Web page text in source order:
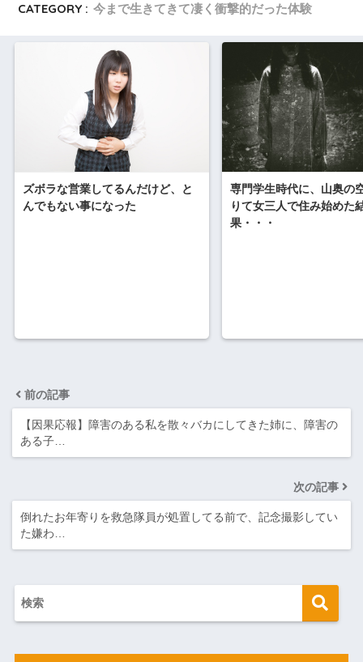
CATEGORY : 今まで生きてきて凄く衝撃的だった体験
ズボラな営業してるんだけど、と
んでもない事になった
専門学生時代に、山奥の
りて女三人で住み始めた
果・・・
前の記事
【因果応報】障害のある私を散々バカにしてきた姉に、障害の
ある子…
次の記事
倒れたお年寄りを救急隊員が処置してる前で、記念撮影してい
た嫌わ…